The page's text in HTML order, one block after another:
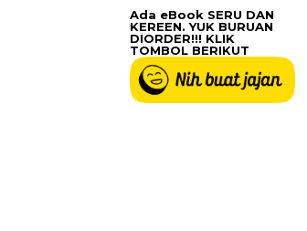
Ada eBook SERU DAN
KEREEN. YUK BURUAN
DIORDER!!! KLIK
TOMBOL BERIKUT